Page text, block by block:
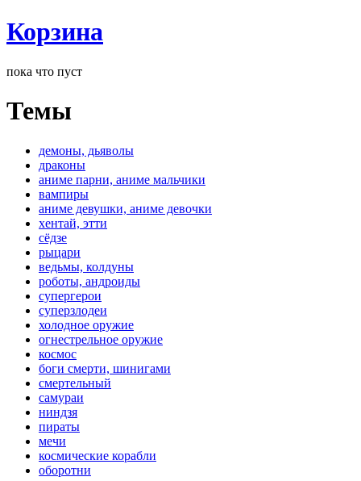
Корзина
пока что пуст
Темы
демоны, дьяволы
драконы
аниме парни, аниме мальчики
вампиры
аниме девушки, аниме девочки
хентай, этти
сёдзе
рыцари
ведьмы, колдуны
роботы, андроиды
супергерои
суперзлодеи
холодное оружие
огнестрельное оружие
космос
боги смерти, шинигами
смертельный
самураи
ниндзя
пираты
мечи
космические корабли
оборотни